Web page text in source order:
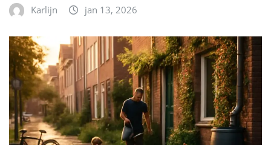
Karlijn jan 13, 2026